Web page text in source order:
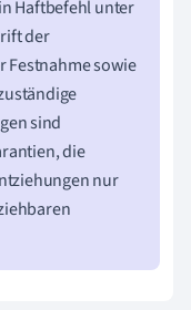
Haftbefehl unter
der
Festnahme sowie
sind
die
nur